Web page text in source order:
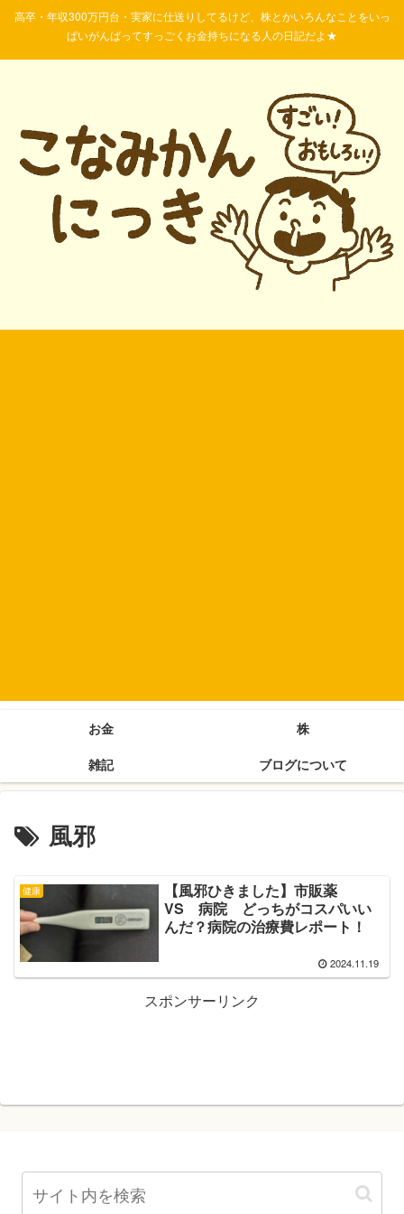
高卒・年収300万円台・実家に仕送りしてるけど、株とかいろんなことをいっ
ぱいがんばってすっごくお金持ちになる人の日記だよ★
お金
株
雑記
ブログについて
風邪
健康
【風邪ひきました】市販薬
VS 病院 どっちがコスパいい
んだ？病院の治療費レポート！
2024.11.19
スポンサーリンク